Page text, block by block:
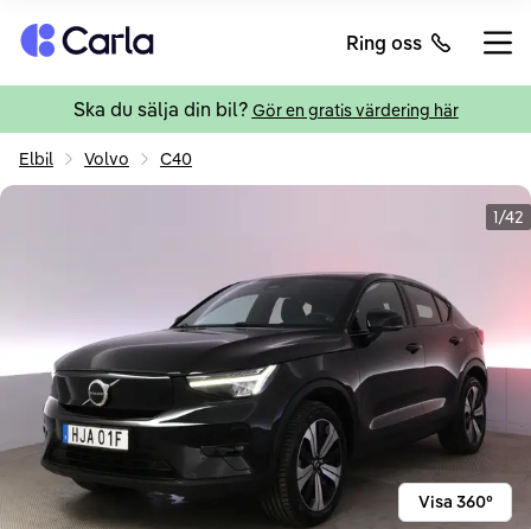
Tillbaka till startsidan Ring oss
Ska du sälja din bil? Gör en gratis värdering här
Elbil Volvo C40
1/42
Visa 360°